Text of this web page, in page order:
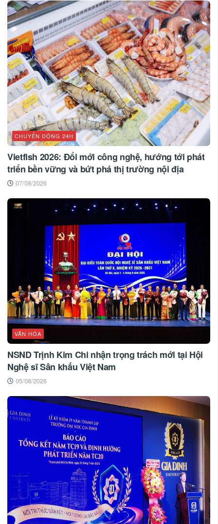
CHUYỂN ĐỘNG 24H
Vietfish 2026: Đổi mới công nghệ, hướng tới phát
triển bền vững và bứt phá thị trường nội địa
07/08/2026
VĂN HÓA
NSND Trịnh Kim Chi nhận trọng trách mới tại Hội
Nghệ sĩ Sân khấu Việt Nam
05/08/2026